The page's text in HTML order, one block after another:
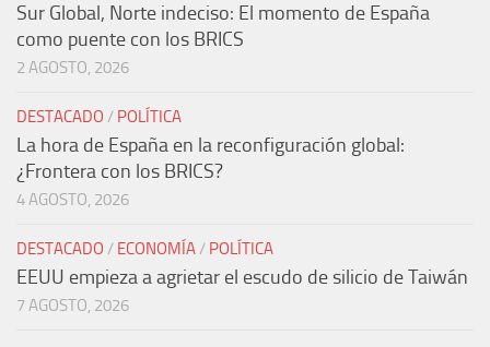
Sur Global, Norte indeciso: El momento de España
como puente con los BRICS
2 AGOSTO, 2026
DESTACADO / POLÍTICA
La hora de España en la reconfiguración global:
¿Frontera con los BRICS?
4 AGOSTO, 2026
DESTACADO / ECONOMÍA/ POLÍTICA
EEUU empieza a agrietar el escudo de silicio de Taiwán
7 AGOSTO, 2026